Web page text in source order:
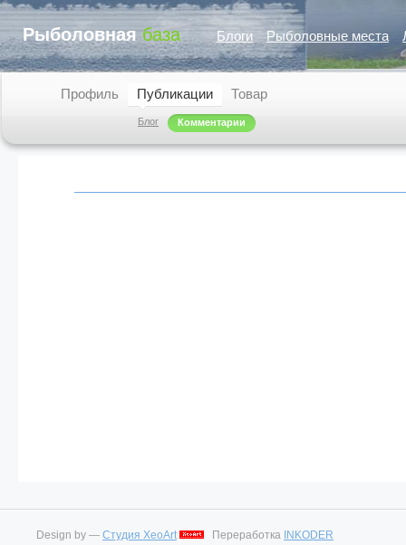
Рыболовная база Блоги Рыболовные места
Профиль Публикации
Блог Комментарии
Товар
Design by — Студия XeoArt Переработка INKODER